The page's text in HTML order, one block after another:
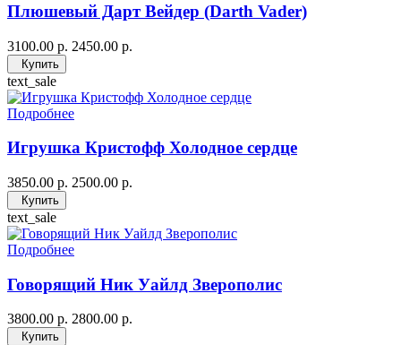
Плюшевый Дарт Вейдер (Darth Vader)
3100.00 р. 2450.00 р.
Купить
text_sale
Подробнее
Игрушка Кристофф Холодное сердце
3850.00 р. 2500.00 р.
Купить
text_sale
Подробнее
Говорящий Ник Уайлд Зверополис
3800.00 р. 2800.00 р.
Купить